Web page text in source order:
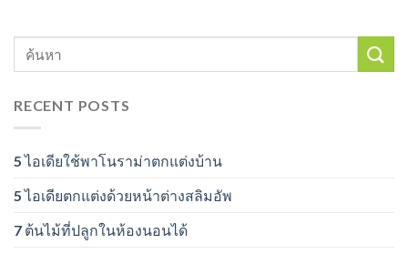
RECENT POSTS
5 ไอเดียใช้พาโนราม่าตกแต่งบ้าน
5 ไอเดียตกแต่งด้วยหน้าต่างสลิมอัพ
7 ต้นไม้ที่ปลูกในห้องนอนได้